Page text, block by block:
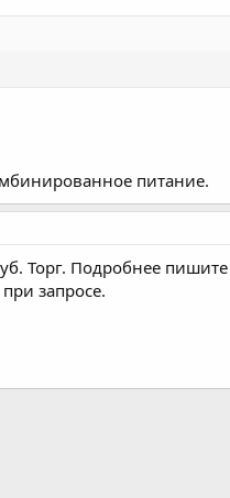
питание.
Торг. Подробнее
запросе.